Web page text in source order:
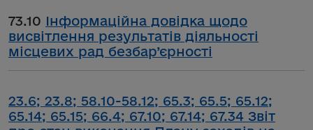
73.10 Інформаційна довідка щодо
висвітлення результатів діяльності
місцевих рад безбар’єрності
23.6; 23.8; 58.10-58.12; 65.3; 65.5; 65.12;
65.14; 65.15; 66.4; 67.10; 67.14; 67.34 Звіт